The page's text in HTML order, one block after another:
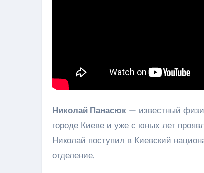
Николай Панасюк — известный
городе Киеве и уже с юных лет
Николай поступил в Киевский
отделение.